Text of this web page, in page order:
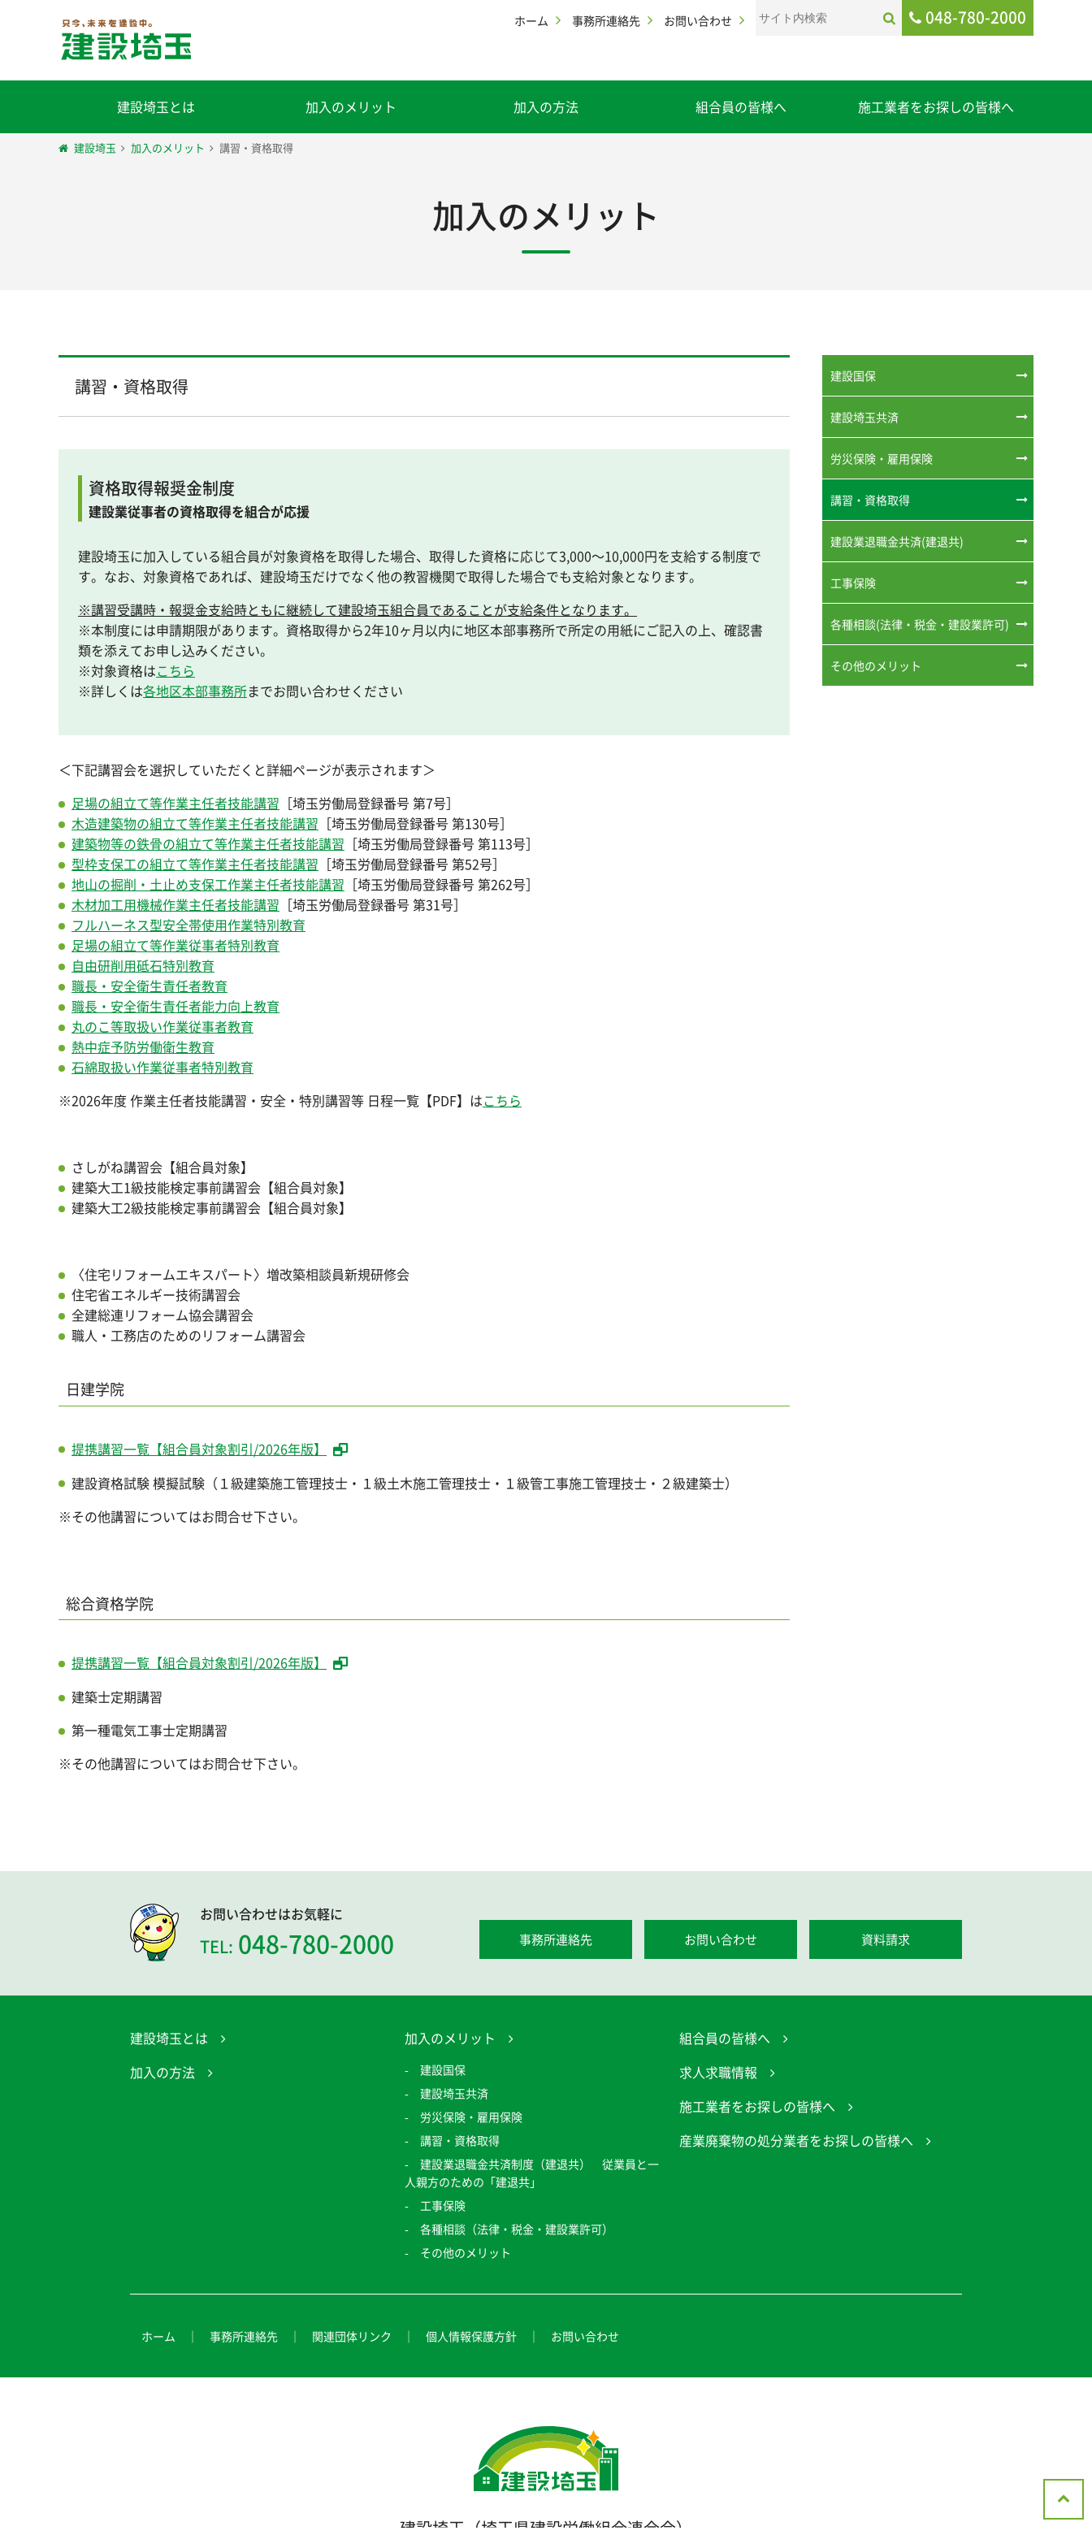
ホーム 事務所連絡先 お問い合わせ 048-780-2000
建設埼玉とは 加入のメリット 加入の方法 組合員の皆様へ 施工業者をお探しの皆様へ
建設埼玉 加入のメリット 講習・資格取得
加入のメリット
講習・資格取得
資格取得報奨金制度
建設業従事者の資格取得を組合が応援
建設埼玉に加入している組合員が対象資格を取得した場合、取得した資格に応じて3,000～10,000円を支給する制度で
す。なお、対象資格であれば、建設埼玉だけでなく他の教習機関で取得した場合でも支給対象となります。
※講習受講時・報奨金支給時ともに継続して建設埼玉組合員であることが支給条件となります。
※本制度には申請期限があります。資格取得から2年10ヶ月以内に地区本部事務所で所定の用紙にご記入の上、確認書
類を添えてお申し込みください。
※対象資格はこちら
※詳しくは各地区本部事務所までお問い合わせください
＜下記講習会を選択していただくと詳細ページが表示されます＞
足場の組立て等作業主任者技能講習 ［埼玉労働局登録番号 第7号］
木造建築物の組立て等作業主任者技能講習 ［埼玉労働局登録番号 第130号］
建築物等の鉄骨の組立て等作業主任者技能講習 ［埼玉労働局登録番号 第113号］
型枠支保工の組立て等作業主任者技能講習 ［埼玉労働局登録番号 第52号］
地山の掘削・土止め支保工作業主任者技能講習 ［埼玉労働局登録番号 第262号］
木材加工用機械作業主任者技能講習 ［埼玉労働局登録番号 第31号］
フルハーネス型安全帯使用作業特別教育
足場の組立て等作業従事者特別教育
自由研削用砥石特別教育
職長・安全衛生責任者教育
職長・安全衛生責任者能力向上教育
丸のこ等取扱い作業従事者教育
熱中症予防労働衛生教育
石綿取扱い作業従事者特別教育
※2026年度 作業主任者技能講習・安全・特別講習等 日程一覧【PDF】はこちら
さしがね講習会【組合員対象】
建築大工1級技能検定事前講習会【組合員対象】
建築大工2級技能検定事前講習会【組合員対象】
〈住宅リフォームエキスパート〉増改築相談員新規研修会
住宅省エネルギー技術講習会
全建総連リフォーム協会講習会
職人・工務店のためのリフォーム講習会
日建学院
提携講習一覧【組合員対象割引/2026年版】
建設資格試験 模擬試験（１級建築施工管理技士・１級土木施工管理技士・１級管工事施工管理技士・２級建築士）
※その他講習についてはお問合せ下さい。
総合資格学院
提携講習一覧【組合員対象割引/2026年版】
建築士定期講習
第一種電気工事士定期講習
※その他講習についてはお問合せ下さい。
建設国保
建設埼玉共済
労災保険・雇用保険
講習・資格取得
建設業退職金共済(建退共)
工事保険
各種相談(法律・税金・建設業許可)
その他のメリット
お問い合わせはお気軽に
TEL: 048-780-2000 事務所連絡先 お問い合わせ 資料請求
建設埼玉とは
加入の方法
加入のメリット
建設国保
建設埼玉共済
労災保険・雇用保険
講習・資格取得
建設業退職金共済制度（建退共） 従業員と一
人親方のための「建退共」
工事保険
各種相談（法律・税金・建設業許可）
その他のメリット
組合員の皆様へ
求人求職情報
施工業者をお探しの皆様へ
産業廃棄物の処分業者をお探しの皆様へ
ホーム 事務所連絡先 関連団体リンク 個人情報保護方針 お問い合わせ
建設埼玉（埼玉県建設労働組合連合会）